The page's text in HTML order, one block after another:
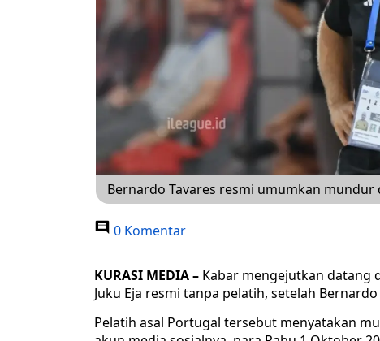
Bernardo Tavares resmi umumkan mundur
0 Komentar
KURASI MEDIA – Kabar mengejutkan datang
Juku Eja resmi tanpa pelatih, setelah
Pelatih asal Portugal tersebut menyatakan